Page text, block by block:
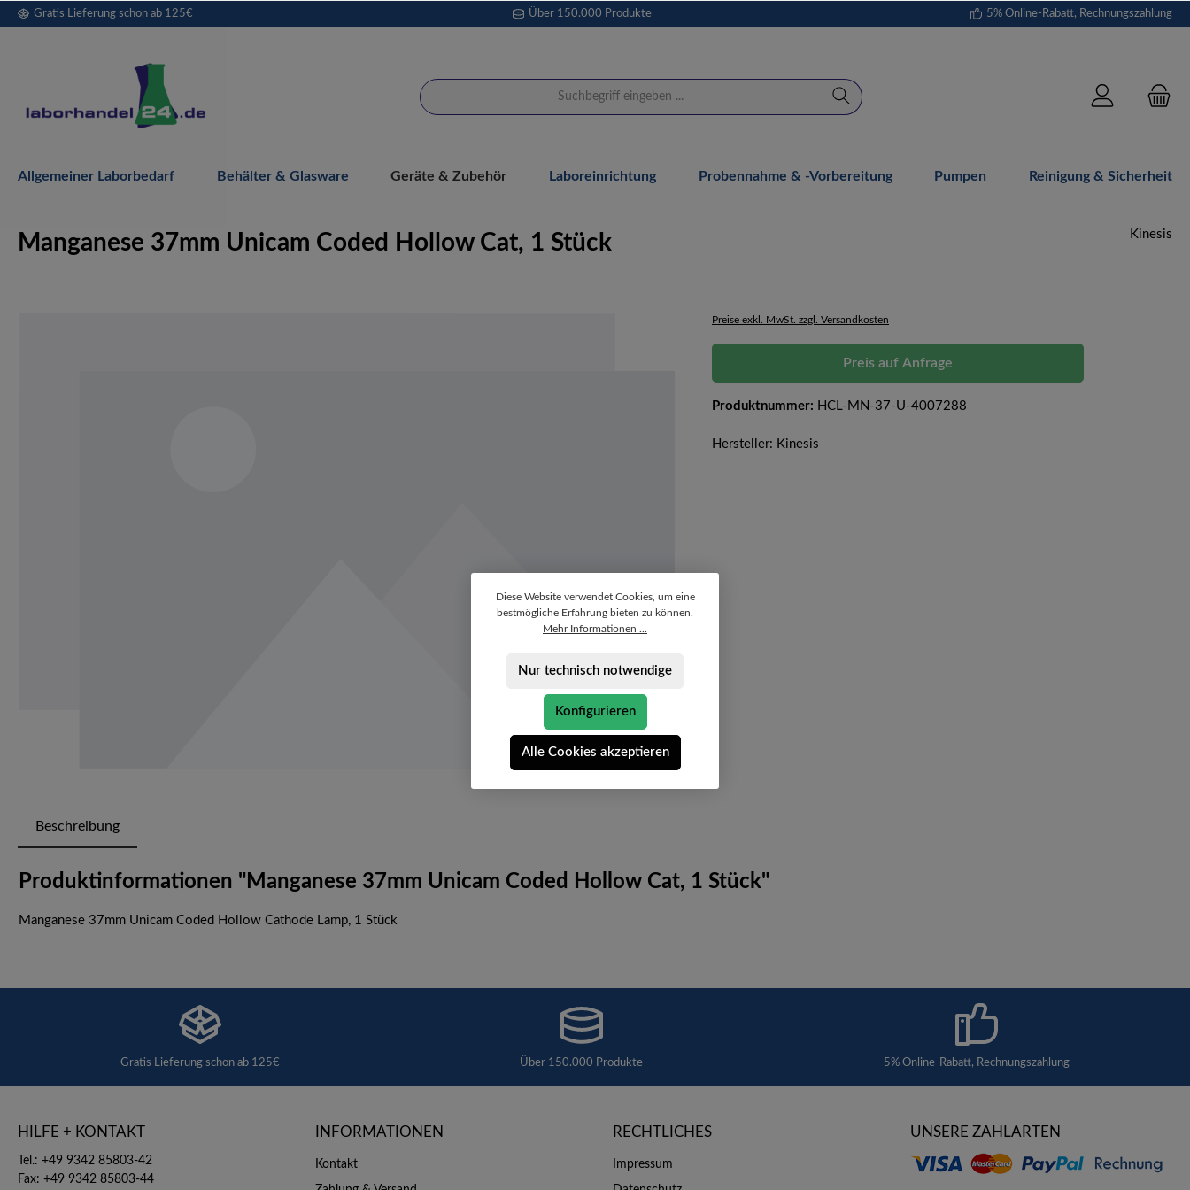
Zur Hauptnavigation springen
Gratis Lieferung schon ab 125€ Über 150.000 Produkte 5% Online-Rabatt, Rechnungszahlung
Allgemeiner Laborbedarf Behälter & Glasware Geräte & Zubehör Laboreinrichtung Probennahme & -vorbereitung Pumpen Reinigung & Sicherheit
Manganese 37mm Unicam Coded Hollow Cat, 1 Stück Kinesis
Preise exkl. MwSt. zzgl. Versandkosten
Preis auf Anfrage
Produktnummer: HCL-MN-37-U-4007288
Hersteller: Kinesis
Beschreibung
Produktinformationen "Manganese 37mm Unicam Coded Hollow Cat, 1 Stück"
Manganese 37mm Unicam Coded Hollow Cathode Lamp, 1 Stück
Gratis Lieferung schon ab 125€ Über 150.000 Produkte 5% Online-Rabatt, Rechnungszahlung
HILFE + KONTAKT
Tel.: +49 9342 85803-42
Fax: +49 9342 85803-44
INFORMATIONEN
Kontakt
RECHTLICHES
Impressum
UNSERE ZAHLARTEN
Diese Website verwendet Cookies, um eine
bestmögliche Erfahrung bieten zu können.
Mehr Informationen ...
Nur technisch notwendige
Konfigurieren
Alle Cookies akzeptieren